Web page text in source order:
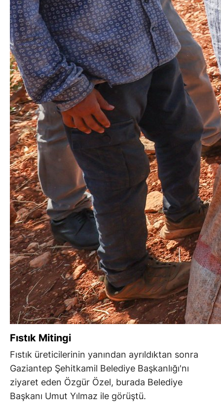
Fıstık Mitingi
Fıstık üreticilerinin yanından ayrıldıktan sonra
Gaziantep Şehitkamil Belediye Başkanlığı'nı
ziyaret eden Özgür Özel, burada Belediye
Başkanı Umut Yılmaz ile görüştü.